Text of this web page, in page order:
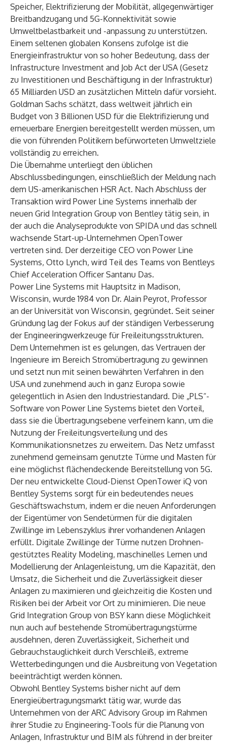
Speicher, Elektrifizierung der Mobilität, allgegenwärtiger
Breitbandzugang und 5G-Konnektivität sowie
Umweltbelastbarkeit und -anpassung zu unterstützen.
Einem seltenen globalen Konsens zufolge ist die
Energieinfrastruktur von so hoher Bedeutung, dass der
Infrastructure Investment and Job Act der USA (Gesetz
zu Investitionen und Beschäftigung in der Infrastruktur)
65 Milliarden USD an zusätzlichen Mitteln dafür vorsieht.
Goldman Sachs schätzt, dass weltweit jährlich ein
Budget von 3 Billionen USD für die Elektrifizierung und
erneuerbare Energien bereitgestellt werden müssen, um
die von führenden Politikern befürworteten Umweltziele
vollständig zu erreichen.
Die Übernahme unterliegt den üblichen
Abschlussbedingungen, einschließlich der Meldung nach
dem US-amerikanischen HSR Act. Nach Abschluss der
Transaktion wird Power Line Systems innerhalb der
neuen Grid Integration Group von Bentley tätig sein, in
der auch die Analyseprodukte von SPIDA und das schnell
wachsende Start-up-Unternehmen OpenTower
vertreten sind. Der derzeitige CEO von Power Line
Systems, Otto Lynch, wird Teil des Teams von Bentleys
Chief Acceleration Officer Santanu Das.
Power Line Systems mit Hauptsitz in Madison,
Wisconsin, wurde 1984 von Dr. Alain Peyrot, Professor
an der Universität von Wisconsin, gegründet. Seit seiner
Gründung lag der Fokus auf der ständigen Verbesserung
der Engineeringwerkzeuge für Freileitungsstrukturen.
Dem Unternehmen ist es gelungen, das Vertrauen der
Ingenieure im Bereich Stromübertragung zu gewinnen
und setzt nun mit seinen bewährten Verfahren in den
USA und zunehmend auch in ganz Europa sowie
gelegentlich in Asien den Industriestandard. Die „PLS“-
Software von Power Line Systems bietet den Vorteil,
dass sie die Übertragungsebene verfeinern kann, um die
Nutzung der Freileitungsverteilung und des
Kommunikationsnetzes zu erweitern. Das Netz umfasst
zunehmend gemeinsam genutzte Türme und Masten für
eine möglichst flächendeckende Bereitstellung von 5G.
Der neu entwickelte Cloud-Dienst OpenTower iQ von
Bentley Systems sorgt für ein bedeutendes neues
Geschäftswachstum, indem er die neuen Anforderungen
der Eigentümer von Sendetürmen für die digitalen
Zwillinge im Lebenszyklus ihrer vorhandenen Anlagen
erfüllt. Digitale Zwillinge der Türme nutzen Drohnen-
gestütztes Reality Modeling, maschinelles Lernen und
Modellierung der Anlagenleistung, um die Kapazität, den
Umsatz, die Sicherheit und die Zuverlässigkeit dieser
Anlagen zu maximieren und gleichzeitig die Kosten und
Risiken bei der Arbeit vor Ort zu minimieren. Die neue
Grid Integration Group von BSY kann diese Möglichkeit
nun auch auf bestehende Stromübertragungstürme
ausdehnen, deren Zuverlässigkeit, Sicherheit und
Gebrauchstauglichkeit durch Verschleiß, extreme
Wetterbedingungen und die Ausbreitung von Vegetation
beeinträchtigt werden können.
Obwohl Bentley Systems bisher nicht auf dem
Energieübertragungsmarkt tätig war, wurde das
Unternehmen von der ARC Advisory Group im Rahmen
ihrer Studie zu Engineering-Tools für die Planung von
Anlagen, Infrastruktur und BIM als führend in der breiter